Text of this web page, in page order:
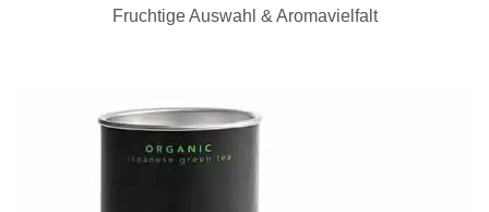
Fruchtige Auswahl & Aromavielfalt